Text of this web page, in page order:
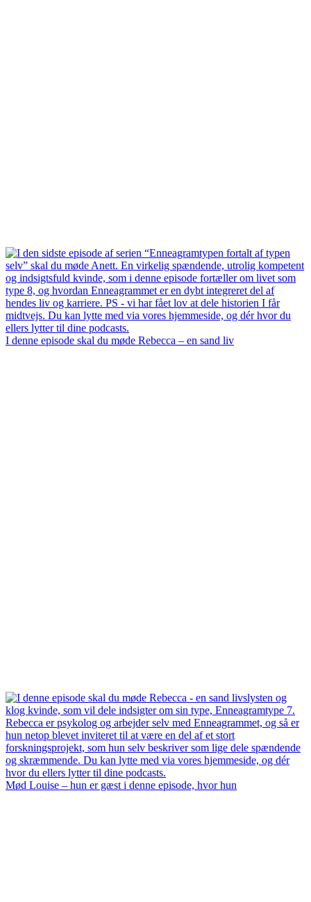
I denne episode skal du møde Rebecca – en sand liv
Mød Louise – hun er gæst i denne episode, hvor hun